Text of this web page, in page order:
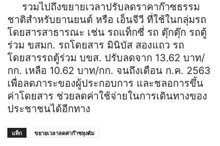
รวมไปถึงขยายเวลาปรับลดราคาก๊าซธรรม
ชาติสำหรับยานยนต์ หรือ เอ็นจีวี ที่ใช้ในกลุ่มรถ
โดยสารสาธารณะ เช่น รถแท็กซี่ รถ ตุ๊กตุ๊ก รถตู้
ร่วม ขสมก. รถโดยสาร มินิบัส สองแถว รถ
โดยสารรถตู้ร่วม บขส. ปรับลดจาก 13.62 บาท/
กก. เหลือ 10.62 บาท/กก. จนถึงเดือน ก.ค. 2563
เพื่อลดภาระของผู้ประกอบการ และชลอการขึ้น
ค่าโดยสาร ช่วยลดค่าใช้จ่ายในการเดินทางของ
ประชาชนได้อีกทาง
แท็ก ขยายเวลาลดค่าก๊าซหุงต้ม